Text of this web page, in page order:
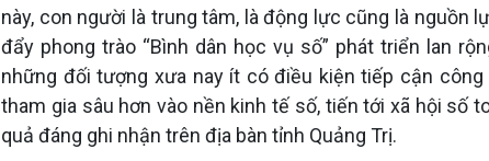
này, con người là trung tâm, là động lực cũng là nguồn
đẩy phong trào “Bình dân học vụ số” phát triển lan
những đối tượng xưa nay ít có điều kiện tiếp cận
tham gia sâu hơn vào nền kinh tế số, tiến tới xã hội số
quả đáng ghi nhận trên địa bàn tỉnh Quảng Trị.